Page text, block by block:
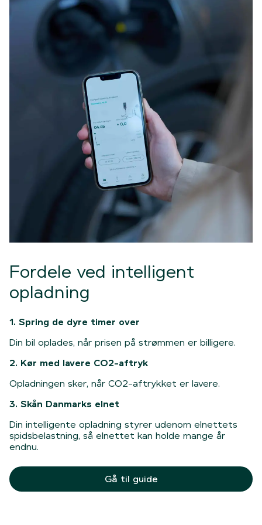
Fordele ved intelligent
opladning
1. Spring de dyre timer over
Din bil oplades, når prisen på strømmen er billigere.
2. Kør med lavere CO2-aftryk
Opladningen sker, når CO2-aftrykket er lavere.
3. Skån Danmarks elnet
Din intelligente opladning styrer udenom elnettets
spidsbelastning, så elnettet kan holde mange år
endnu.
Gå til guide